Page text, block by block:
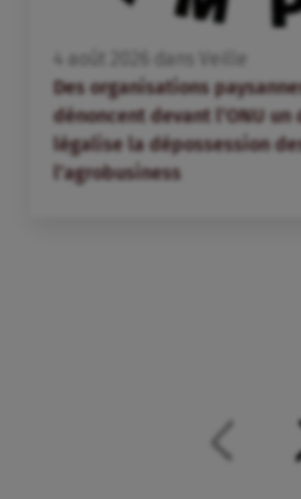
août dans
Veille
Des organisations
dénoncent devant l’ONU
légalise la dépossession
l’agrobusiness